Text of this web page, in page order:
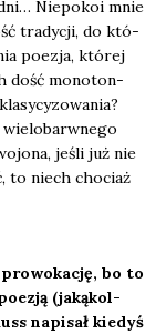
Nie­po­koi mnie
tra­dy­cji, do któ­
poezja, któ­rej
dość mono­ton­
wie­lo­barw­ne­go
jeśli już nie
to niech cho­ciaż
bo to
(jaką­kol­
napi­sał kie­dyś